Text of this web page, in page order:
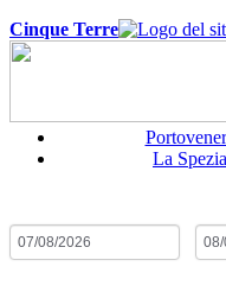
Cinque Terre
La Spezia